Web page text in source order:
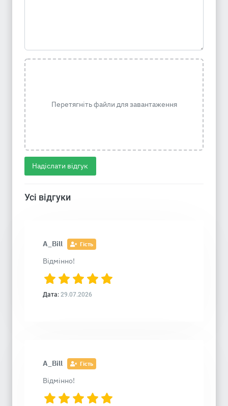
Перетягніть файли для завантаження
Надіслати відгук
Усі відгуки
A_Bill Гість
Відмінно!
Дата: 29.07.2026
A_Bill Гість
Відмінно!